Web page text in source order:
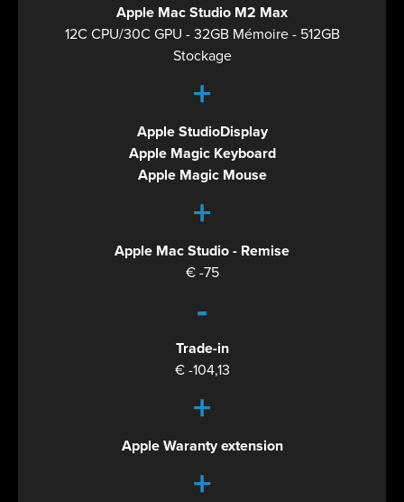
Apple Mac Studio M2 Max
12C CPU/30C GPU - 32GB Mémoire - 512GB
Stockage
+
Apple StudioDisplay
Apple Magic Keyboard
Apple Magic Mouse
+
Apple Mac Studio - Remise
€ -75
-
Trade-in
€ -104,13
+
Apple Waranty extension
+